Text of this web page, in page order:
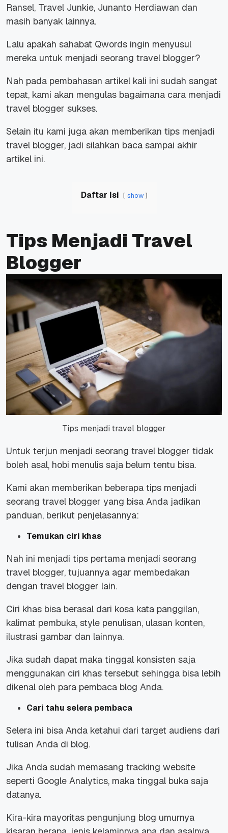
Ransel, Travel Junkie, Junanto Herdiawan dan
masih banyak lainnya.
Lalu apakah sahabat Qwords ingin menyusul
mereka untuk menjadi seorang travel blogger?
Nah pada pembahasan artikel kali ini sudah sangat
tepat, kami akan mengulas bagaimana cara menjadi
travel blogger sukses.
Selain itu kami juga akan memberikan tips menjadi
travel blogger, jadi silahkan baca sampai akhir
artikel ini.
Daftar Isi show
Tips Menjadi Travel
Blogger
Tips menjadi travel blogger
Untuk terjun menjadi seorang travel blogger tidak
boleh asal, hobi menulis saja belum tentu bisa.
Kami akan memberikan beberapa tips menjadi
seorang travel blogger yang bisa Anda jadikan
panduan, berikut penjelasannya:
Temukan ciri khas
Nah ini menjadi tips pertama menjadi seorang
travel blogger, tujuannya agar membedakan
dengan travel blogger lain.
Ciri khas bisa berasal dari kosa kata panggilan,
kalimat pembuka, style penulisan, ulasan konten,
ilustrasi gambar dan lainnya.
Jika sudah dapat maka tinggal konsisten saja
menggunakan ciri khas tersebut sehingga bisa lebih
dikenal oleh para pembaca blog Anda.
Cari tahu selera pembaca
Selera ini bisa Anda ketahui dari target audiens dari
tulisan Anda di blog.
Jika Anda sudah memasang tracking website
seperti Google Analytics, maka tinggal buka saja
datanya.
Kira-kira mayoritas pengunjung blog umurnya